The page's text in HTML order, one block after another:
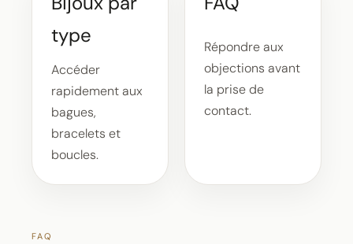
type
Accéder
rapidement aux
bagues,
bracelets et
boucles.
Répondre aux
objections avant
la prise de
contact.
FAQ